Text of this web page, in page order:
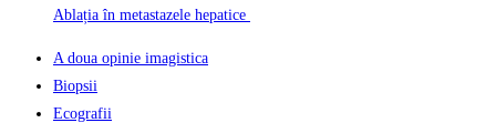
Ablația în metastazele hepatice
A doua opinie imagistica
Biopsii
Ecografii